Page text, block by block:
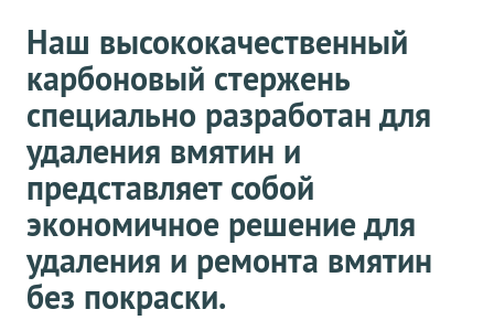
Наш высококачественный
карбоновый стержень
специально разработан для
удаления вмятин и
представляет собой
экономичное решение для
удаления и ремонта вмятин
без покраски.